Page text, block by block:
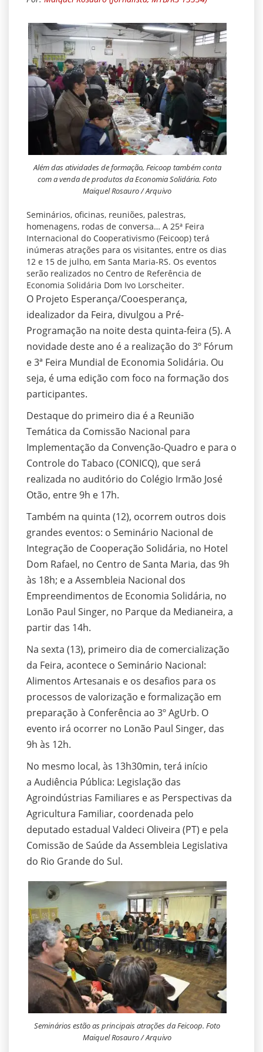
Além das atividades de formação, Feicoop também conta
com a venda de produtos da Economia Solidária. Foto
Maiquel Rosauro / Arquivo
Seminários, oficinas, reuniões, palestras,
homenagens, rodas de conversa… A 25ª Feira
Internacional do Cooperativismo (Feicoop) terá
inúmeras atrações para os visitantes, entre os dias
12 e 15 de julho, em Santa Maria-RS. Os eventos
serão realizados no Centro de Referência de
Economia Solidária Dom Ivo Lorscheiter.
O Projeto Esperança/Cooesperança,
idealizador da Feira, divulgou a Pré-
Programação na noite desta quinta-feira (5). A
novidade deste ano é a realização do 3º Fórum
e 3ª Feira Mundial de Economia Solidária. Ou
seja, é uma edição com foco na formação dos
participantes.
Destaque do primeiro dia é a Reunião
Temática da Comissão Nacional para
Implementação da Convenção-Quadro e para o
Controle do Tabaco (CONICQ), que será
realizada no auditório do Colégio Irmão José
Otão, entre 9h e 17h.
Também na quinta (12), ocorrem outros dois
grandes eventos: o Seminário Nacional de
Integração de Cooperação Solidária, no Hotel
Dom Rafael, no Centro de Santa Maria, das 9h
às 18h; e a Assembleia Nacional dos
Empreendimentos de Economia Solidária, no
Lonão Paul Singer, no Parque da Medianeira, a
partir das 14h.
Na sexta (13), primeiro dia de comercialização
da Feira, acontece o Seminário Nacional:
Alimentos Artesanais e os desafios para os
processos de valorização e formalização em
preparação à Conferência ao 3º AgUrb. O
evento irá ocorrer no Lonão Paul Singer, das
9h às 12h.
No mesmo local, às 13h30min, terá início
a Audiência Pública: Legislação das
Agroindústrias Familiares e as Perspectivas da
Agricultura Familiar, coordenada pelo
deputado estadual Valdeci Oliveira (PT) e pela
Comissão de Saúde da Assembleia Legislativa
do Rio Grande do Sul.
Seminários estão as principais atrações da Feicoop. Foto
Maiquel Rosauro / Arquivo